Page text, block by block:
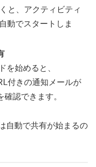
と、アクティビティ
動でスタートしま
を始めると、
付きの通知メールが
認できます。
自動で共有が始まるの